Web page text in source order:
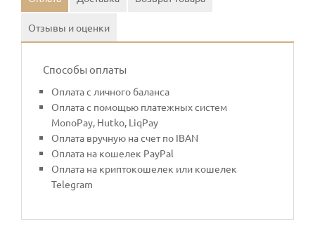
Отзывы и оценки
Способы оплаты
Оплата с личного баланса
Оплата с помощью платежных систем
MonoPay, Hutko, LiqPay
Оплата вручную на счет по IBAN
Оплата на кошелек PayPal
Оплата на криптокошелек или кошелек
Telegram